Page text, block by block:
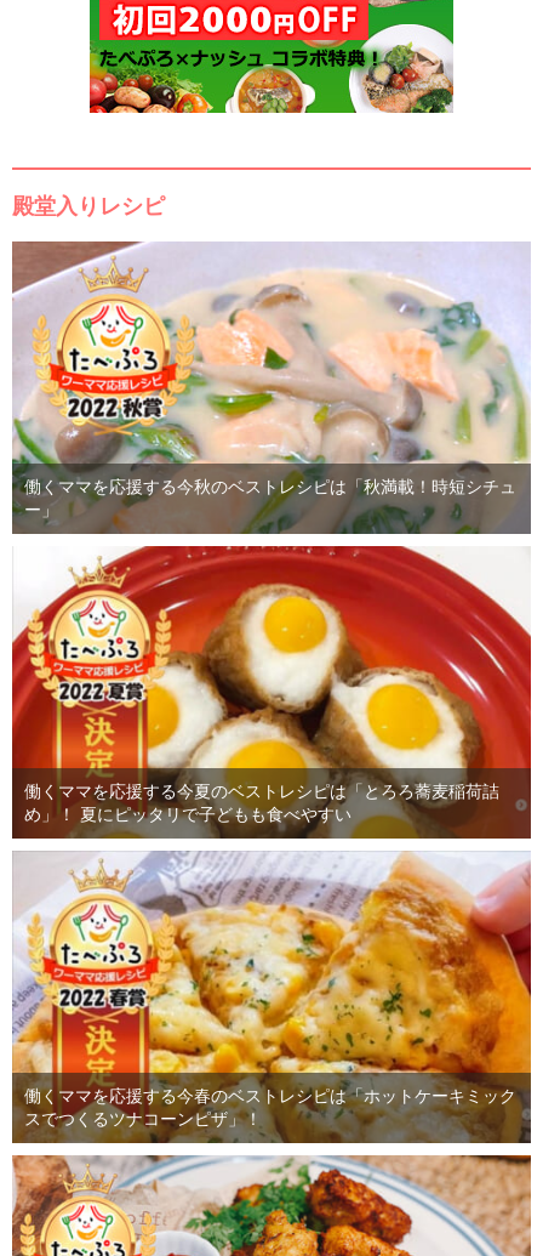
殿堂入りレシピ
働くママを応援する今秋のベストレシピは「秋満載！時短シチュ
ー」
働くママを応援する今夏のベストレシピは「とろろ蕎麦稲荷詰
め」！ 夏にピッタリで子どもも食べやすい
働くママを応援する今春のベストレシピは「ホットケーキミック
スでつくるツナコーンピザ」！